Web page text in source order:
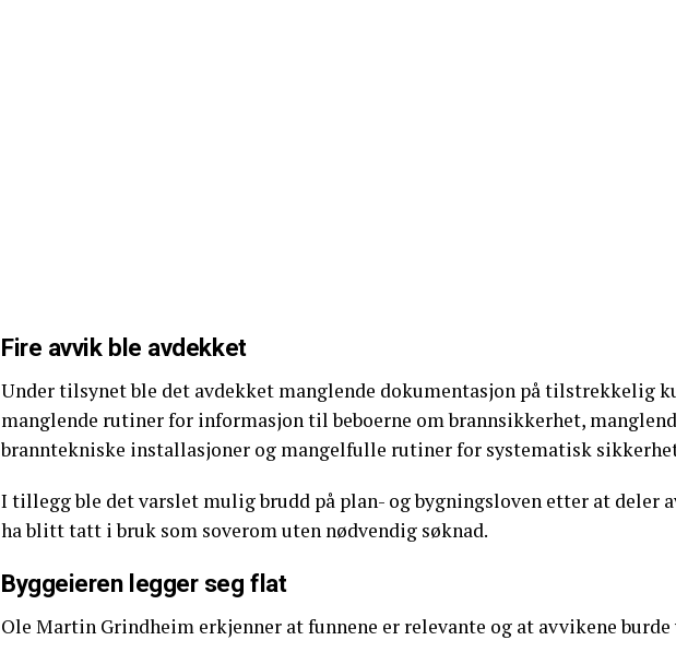
Fire avvik ble avdekket
Under tilsynet ble det avdekket manglende dokumentasjon på tilstrekkelig
manglende rutiner for informasjon til beboerne om brannsikkerhet,
branntekniske installasjoner og mangelfulle rutiner for systematisk
I tillegg ble det varslet mulig brudd på plan- og bygningsloven etter at deler
ha blitt tatt i bruk som soverom uten nødvendig søknad.
Byggeieren legger seg flat
Ole Martin Grindheim erkjenner at funnene er relevante og at avvikene